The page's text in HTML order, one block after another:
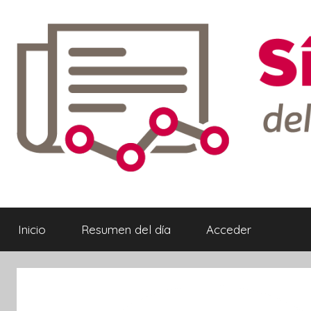
contenido
Informativa
Inicio Resumen del día Acceder